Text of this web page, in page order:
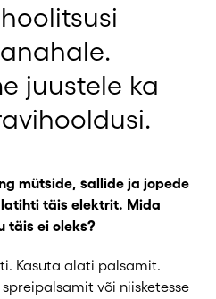
juustele ka
mütside, sallide ja jopede
täis elektrit. Mida
täis ei oleks?
Kasuta alati palsamit.
spreipalsamit või niisketesse